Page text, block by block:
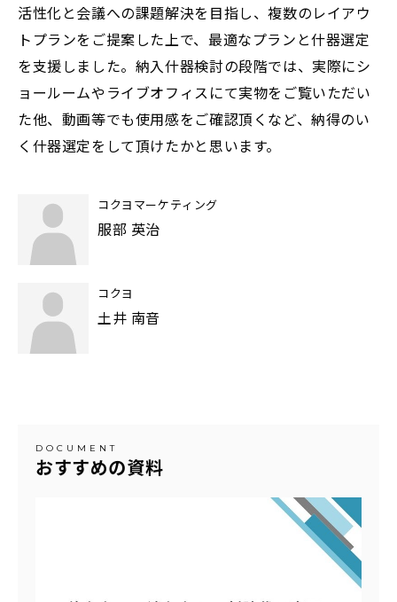
活性化と会議への課題解決を目指し、複数のレイアウ
トプランをご提案した上で、最適なプランと什器選定
を支援しました。納入什器検討の段階では、実際にシ
ョールームやライブオフィスにて実物をご覧いただい
た他、動画等でも使用感をご確認頂くなど、納得のい
く什器選定をして頂けたかと思います。
コクヨマーケティング
服部 英治
コクヨ
土井 南音
おすすめの資料
DOCUMENT